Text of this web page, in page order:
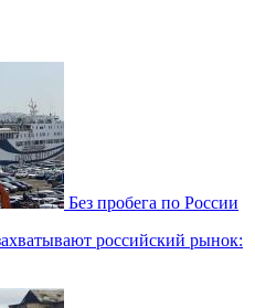
Без пробега по России
российский рынок: